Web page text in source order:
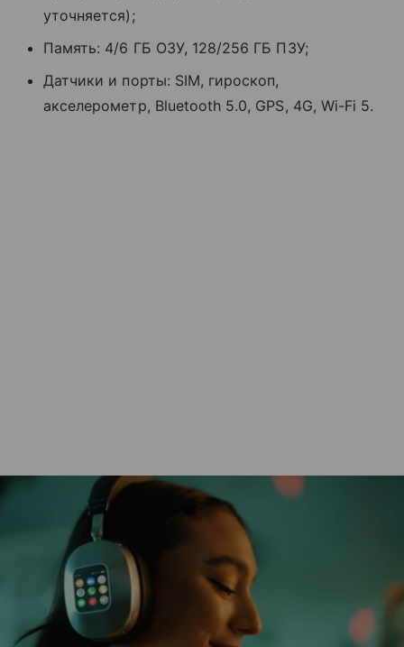
уточняется);
Память: 4/6 ГБ ОЗУ, 128/256 ГБ ПЗУ;
Датчики и порты: SIM, гироскоп,
акселерометр, Bluetooth 5.0, GPS, 4G, Wi-Fi 5.